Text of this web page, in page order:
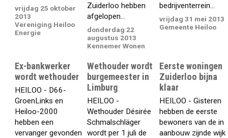
vrijdag 25 oktober
2013
Vereniging Heiloo
Energie
Zuiderloo hebben
afgelopen...
donderdag 22
augustus 2013
Kennemer Wonen
bedrijventerrein...
vrijdag 31 mei 2013
Gemeente Heiloo
Ex-bankwerker
wordt wethouder
HEILOO - D66-
GroenLinks en
Heiloo-2000
hebben een
vervanger gevonden
Wethouder wordt
burgemeester in
Limburg
HEILOO -
Wethouder Désirée
Schmalschläger
wordt per 1 juli de
Eerste woningen
Zuiderloo bijna
klaar
HEILOO - Gisteren
hebben de eerste
bewoners van de in
aanbouw zijnde wijk